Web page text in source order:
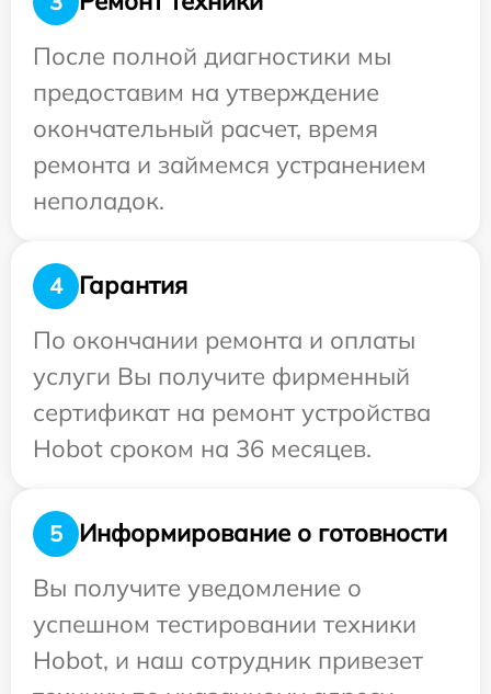
После полной диагностики мы
предоставим на утверждение
окончательный расчет, время
ремонта и займемся устранением
неполадок.
4
Гарантия
По окончании ремонта и оплаты
услуги Вы получите фирменный
сертификат на ремонт устройства
Hobot сроком на 36 месяцев.
5
Информирование о готовности
Вы получите уведомление о
успешном тестировании техники
Hobot, и наш сотрудник привезет